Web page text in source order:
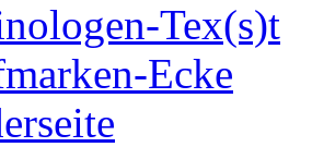
Tex(s)t
Ecke